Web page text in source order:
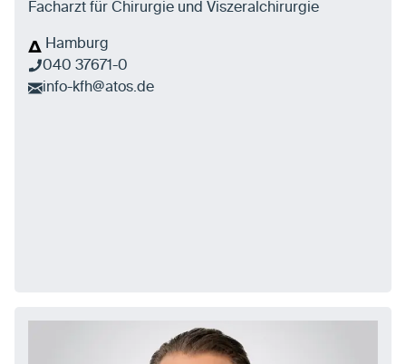
Facharzt für Chirurgie und Viszeralchirurgie
Hamburg
040 37671-0
info-kfh@atos.de